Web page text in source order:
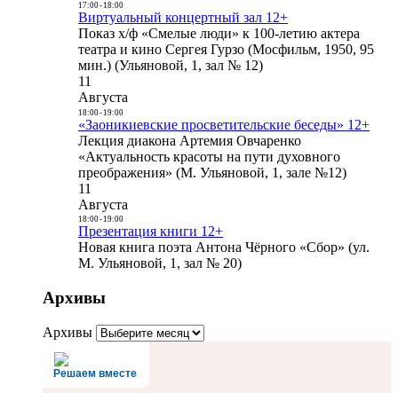
17:00- 18:00
Виртуальный концертный зал 12+
Показ х/ф «Смелые люди» к 100-летию актера
театра и кино Сергея Гурзо (Мосфильм, 1950, 95
мин.) (Ульяновой, 1, зал № 12)
11
Августа
18:00- 19:00
«Заоникиевские просветительские беседы» 12+
Лекция диакона Артемия Овчаренко
«Актуальность красоты на пути духовного
преображения» (М. Ульяновой, 1, зале №12)
11
Августа
18:00- 19:00
Презентация книги 12+
Новая книга поэта Антона Чёрного «Сбор» (ул.
М. Ульяновой, 1, зал № 20)
Архивы
Архивы
Решаем вместе